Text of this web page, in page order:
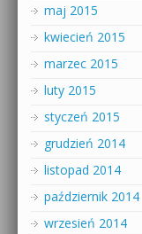
maj 2015
kwiecień 2015
marzec 2015
luty 2015
styczeń 2015
grudzień 2014
listopad 2014
październik 2014
wrzesień 2014